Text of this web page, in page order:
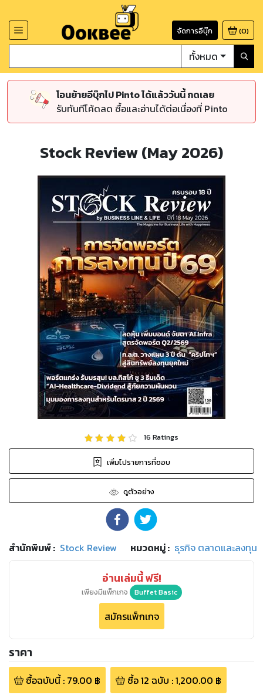
จัดการอีบุ๊ก (0)
ทั้งหมด
โอนย้ายอีบุ๊กไป Pinto ได้แล้ววันนี้ กดเลย
รับทันทีโค้ดลด ซื้อและอ่านได้ต่อเนื่องที่ Pinto
Stock Review (May 2026)
16 Ratings
เพิ่มไปรายการที่ชอบ
ดูตัวอย่าง
สำนักพิมพ์: Stock Review หมวดหมู่: ธุรกิจ ตลาดและลงทุน
อ่านเล่มนี้ ฟรี!
เพียงมีแพ็กเกจ Buffet Basic
สมัครแพ็กเกจ
ราคา
ซื้อฉบับนี้: 79.00 ฿ ซื้อ12 ฉบับ :1,200.00 ฿